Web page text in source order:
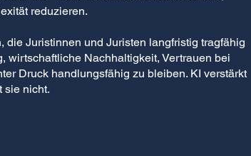
reduzieren.
die Juristinnen und Juristen langfristig tragfähig
wirtschaftliche Nachhaltigkeit, Vertrauen bei
Druck handlungsfähig zu bleiben. KI verstärkt
sie nicht.